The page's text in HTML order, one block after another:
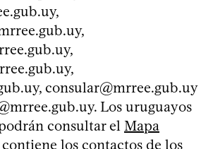
,
,
,
,
, consular@mrree.gub.uy
. Los uruguayos
consultar el Mapa
los contactos de los